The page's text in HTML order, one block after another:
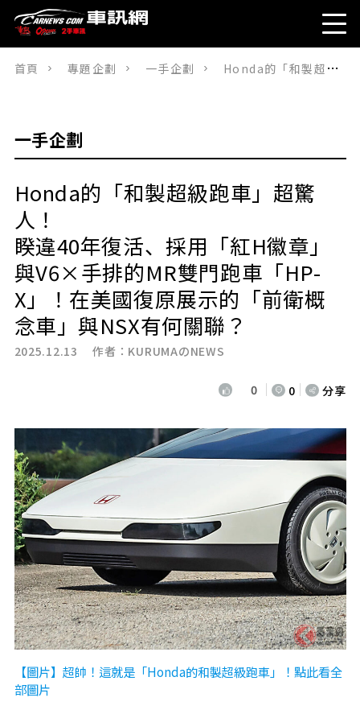
首頁 專題企劃 一手企劃 Honda的「和製超級跑車」超驚人！睽違40年復活、採用「紅H徽章」與V6×手排的MR雙門跑車「HP-X」！在美國復原展示的「前衛概念車」與NSX有何關聯？
一手企劃
Honda的「和製超級跑車」超驚
人！
睽違40年復活、採用「紅H徽章」
與V6×手排的MR雙門跑車「HP-
X」！在美國復原展示的「前衛概
念車」與NSX有何關聯？
2025.12.13 作者： KURUMAのNEWS
0 0 分享
【圖片】超帥！這就是「Honda的和製超級跑車」！點此看全
部圖片